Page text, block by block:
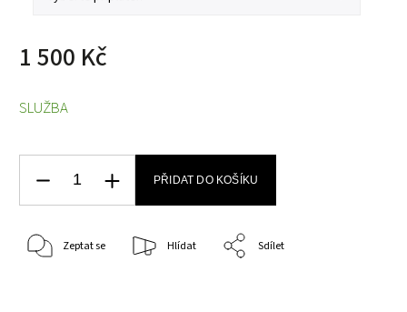
1 500 Kč
SLUŽBA
PŘIDAT DO KOŠÍKU
Zeptat se Hlídat Sdílet